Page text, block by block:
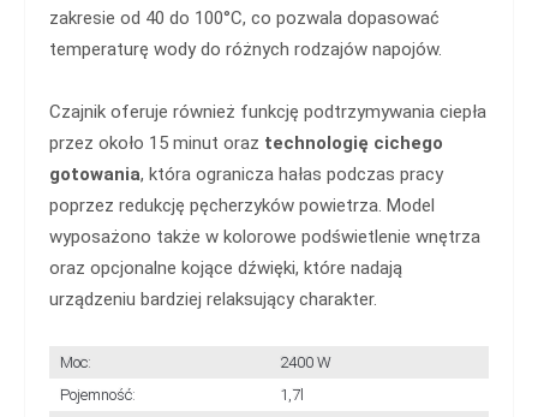
zakresie od 40 do 100°C, co pozwala dopasować
temperaturę wody do różnych rodzajów napojów.
Czajnik oferuje również funkcję podtrzymywania ciepła
przez około 15 minut oraz technologię cichego
gotowania, która ogranicza hałas podczas pracy
poprzez redukcję pęcherzyków powietrza. Model
wyposażono także w kolorowe podświetlenie wnętrza
oraz opcjonalne kojące dźwięki, które nadają
urządzeniu bardziej relaksujący charakter.
Moc:
2400 W
Pojemność:
1,7l